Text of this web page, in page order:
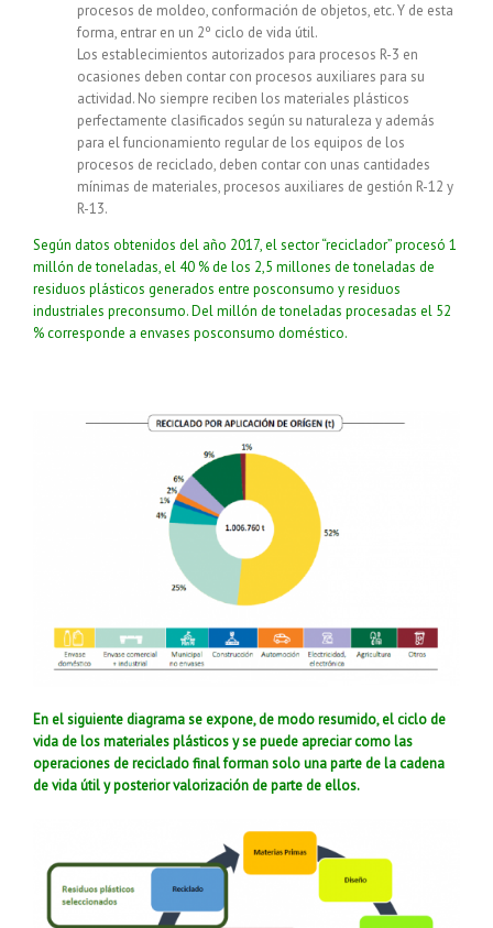
procesos de moldeo, conformación de objetos, etc. Y de esta
forma, entrar en un 2º ciclo de vida útil.
Los establecimientos autorizados para procesos R-3 en
ocasiones deben contar con procesos auxiliares para su
actividad. No siempre reciben los materiales plásticos
perfectamente clasificados según su naturaleza y además
para el funcionamiento regular de los equipos de los
procesos de reciclado, deben contar con unas cantidades
mínimas de materiales, procesos auxiliares de gestión R-12 y
R-13.
Según datos obtenidos del año 2017, el sector “reciclador” procesó 1
millón de toneladas, el 40 % de los 2,5 millones de toneladas de
residuos plásticos generados entre posconsumo y residuos
industriales preconsumo. Del millón de toneladas procesadas el 52
% corresponde a envases posconsumo doméstico.
En el siguiente diagrama se expone, de modo resumido, el ciclo de
vida de los materiales plásticos y se puede apreciar como las
operaciones de reciclado final forman solo una parte de la cadena
de vida útil y posterior valorización de parte de ellos.